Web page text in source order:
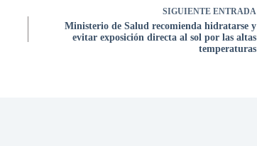
SIGUIENTE ENTRADA
Ministerio de Salud recomienda hidratarse y
evitar exposición directa al sol por las altas
temperaturas